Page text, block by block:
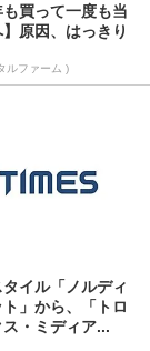
も買って一度も当
原因、はっきり
ルファーム )
イル「ノルディ
」から、「トロ
・ミディア...